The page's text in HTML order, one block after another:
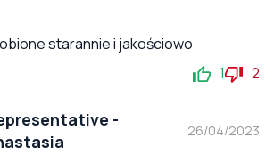
starannie i jakościowo
1 2
-
26/04/2023